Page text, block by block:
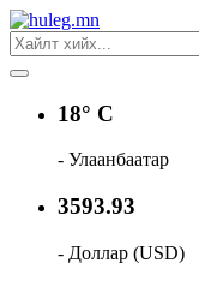
18° C
- Улаанбаатар
3593.93
- Доллар (USD)